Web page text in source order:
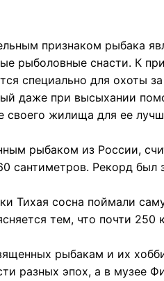
признаком рыбака
рыболовные снасти. К
специально для охоты
даже при высыхании
своего жилища для ее
рыбаком из России,
сантиметров. Рекорд был
Тихая сосна поймали
тем, что почти 250
рыбакам и их
разных эпох, а в музее